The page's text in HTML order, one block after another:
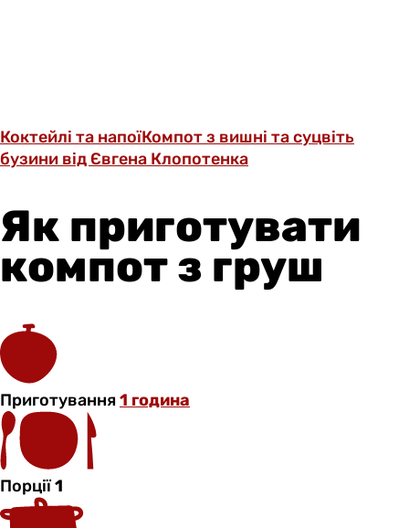
Коктейлі та напоїКомпот з вишні та суцвіть
бузини від Євгена Клопотенка
Як приготувати
компот з груш
Приготування1 година
Порції1